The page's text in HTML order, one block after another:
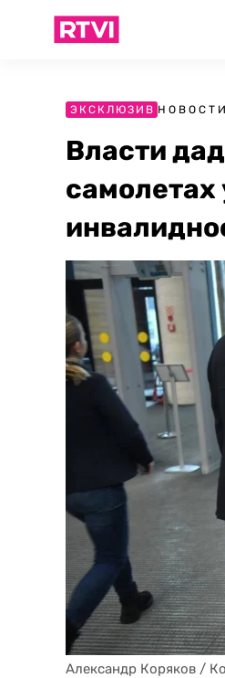
ЭКСКЛЮЗИВ НОВОСТИ
Власти
Александр Коряков /